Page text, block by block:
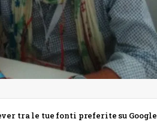
tra le tue fonti preferite su Google